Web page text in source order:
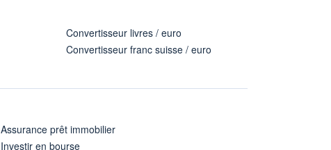
Convertisseur livres / euro
Convertisseur franc suisse / euro
Assurance prêt immobilier
Investir en bourse